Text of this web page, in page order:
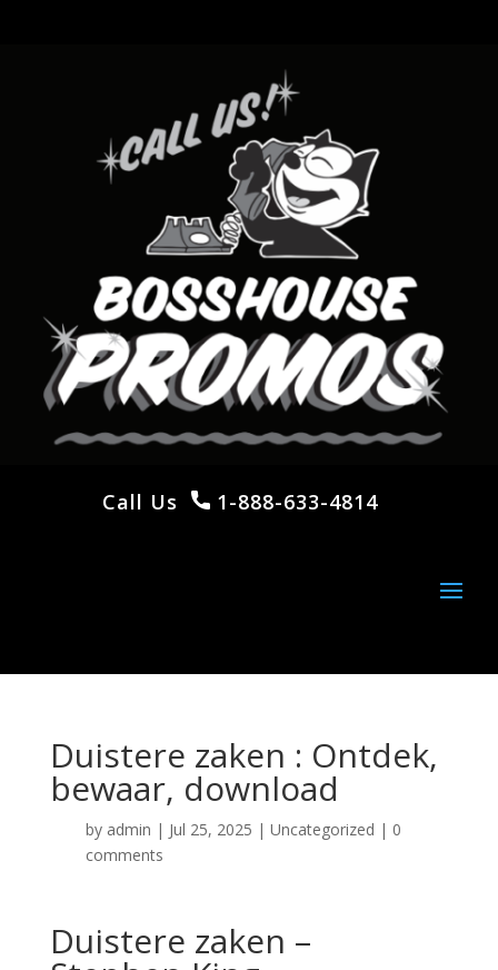
Call Us 1-888-633-4814
Duistere zaken : Ontdek,
bewaar, download
by admin | Jul 25, 2025 | Uncategorized | 0
comments
Duistere zaken –